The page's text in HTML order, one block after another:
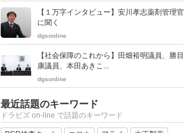
【１万字インタビュー】安川孝志薬剤管理官
に聞く
dgsonline
【社会保障のこれから】田畑裕明議員、勝目
康議員、本田あきこ...
dgsonline
最近話題のキーワード
ドラビズ on-line で話題のキーワード